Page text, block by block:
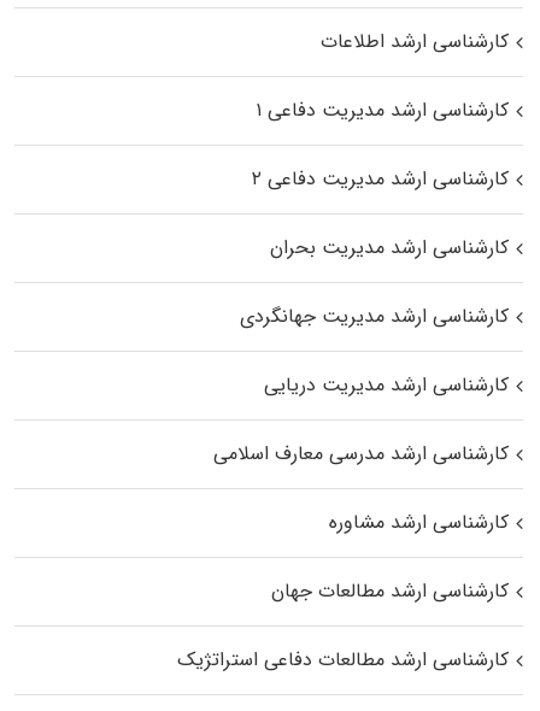
کارشناسی ارشد اطلاعات
کارشناسی ارشد مدیریت دفاعی ۱
کارشناسی ارشد مدیریت دفاعی ۲
کارشناسی ارشد مدیریت بحران
کارشناسی ارشد مدیریت جهانگردی
کارشناسی ارشد مدیریت دریایی
کارشناسی ارشد مدرسی معارف اسلامی
کارشناسی ارشد مشاوره
کارشناسی ارشد مطالعات جهان
کارشناسی ارشد مطالعات دفاعی استراتژیک